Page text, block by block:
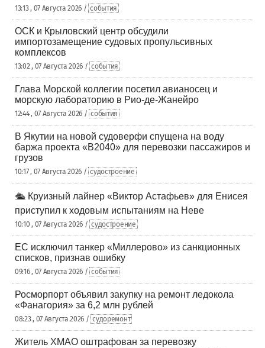
13:13 , 07 Августа 2026 / события
ОСК и Крыловский центр обсудили
импортозамещение судовых пропульсивных
комплексов
13:02 , 07 Августа 2026 / события
Глава Морской коллегии посетил авианосец и
морскую лабораторию в Рио-де-Жанейро
12:44 , 07 Августа 2026 / события
В Якутии на новой судоверфи спущена на воду
баржа проекта «В2040» для перевозки пассажиров и
грузов
10:17 , 07 Августа 2026 / судостроение
🛳️ Круизный лайнер «Виктор Астафьев» для Енисея
приступил к ходовым испытаниям на Неве
10:10 , 07 Августа 2026 / судостроение
ЕС исключил танкер «Миллерово» из санкционных
списков, признав ошибку
09:16 , 07 Августа 2026 / события
Росморпорт объявил закупку на ремонт ледокола
«Фанагория» за 6,2 млн рублей
08:23 , 07 Августа 2026 / судоремонт
Житель ХМАО оштрафован за перевозку